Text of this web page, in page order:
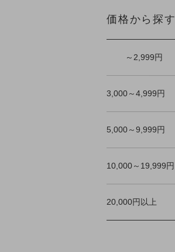
価格から探す
～2,999円
3,000～4,999円
5,000～9,999円
10,000～19,999円
20,000円以上